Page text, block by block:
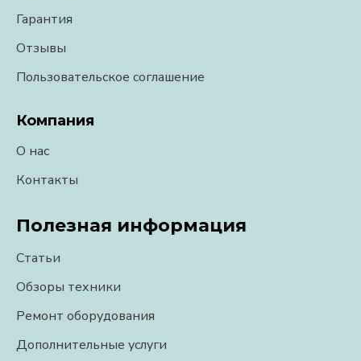
Гарантия
Отзывы
Пользовательское соглашение
Компания
О нас
Контакты
Полезная информация
Статьи
Обзоры техники
Ремонт оборудования
Дополнительные услуги